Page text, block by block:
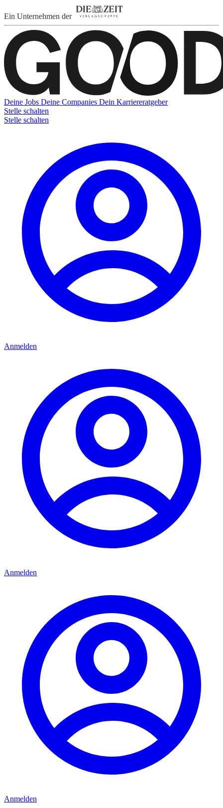
Ein Unternehmen der
Deine Jobs Deine Companies Dein Karriereratgeber
Stelle schalten
Stelle schalten
Anmelden
Anmelden
Anmelden